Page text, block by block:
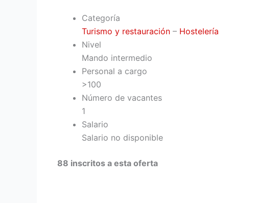
Categoría
Turismo y restauración – Hostelería
Nivel
Mando intermedio
Personal a cargo
>100
Número de vacantes
1
Salario
Salario no disponible
88 inscritos a esta oferta